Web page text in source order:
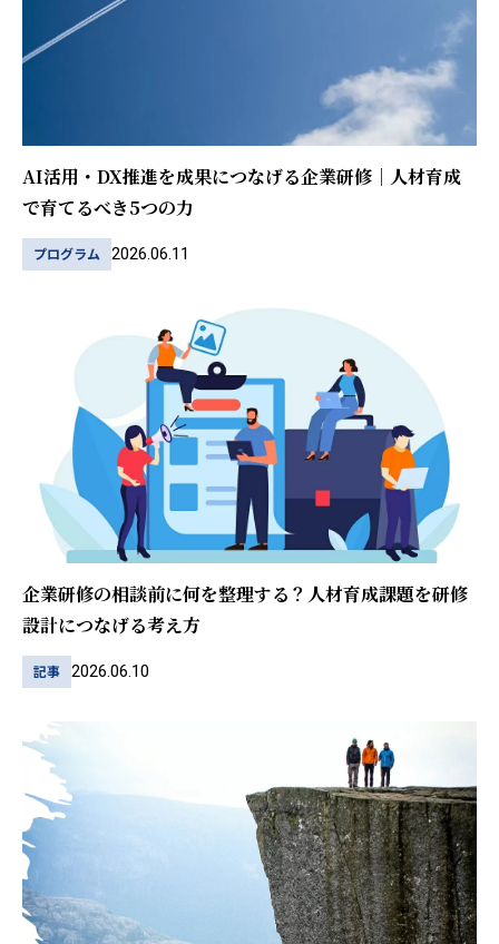
AI活用・DX推進を成果につなげる企業研修｜人材育成
で育てるべき5つの力
プログラム 2026.06.11
企業研修の相談前に何を整理する？人材育成課題を研修
設計につなげる考え方
記事 2026.06.10